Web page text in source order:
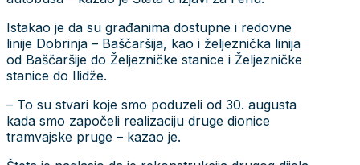
Istakao je da su građanima dostupne i redovne
linije Dobrinja – Baščaršija, kao i željeznička linija
od Baščaršije do Željezničke stanice i Željezničke
stanice do Ilidže.
– To su stvari koje smo poduzeli od 30. augusta
kada smo započeli realizaciju druge dionice
tramvajske pruge – kazao je.